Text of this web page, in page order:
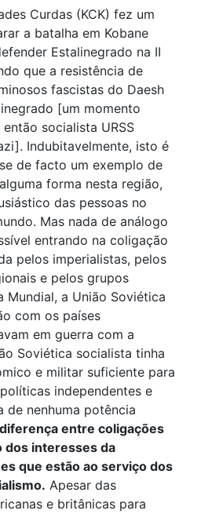
Curdas (KCK) fez um
a batalha em Kobane
Estalinegrado na II
que a resistência de
fascistas do Daesh
[um momento
socialista URSS
Indubitavelmente, isto é
de facto um exemplo de
forma nesta região,
das pessoas no
Mas nada de análogo
entrando na coligação
pelos imperialistas, pelos
e pelos grupos
Mundial, a União Soviética
com os países
em guerra com a
Soviética socialista tinha
e militar suficiente para
independentes e
de nenhuma potência
entre coligações
dos interesses da
que estão ao serviço dos
Apesar das
e britânicas para